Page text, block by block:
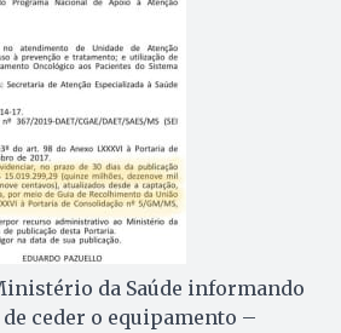
da Saúde informando
ceder o equipamento –